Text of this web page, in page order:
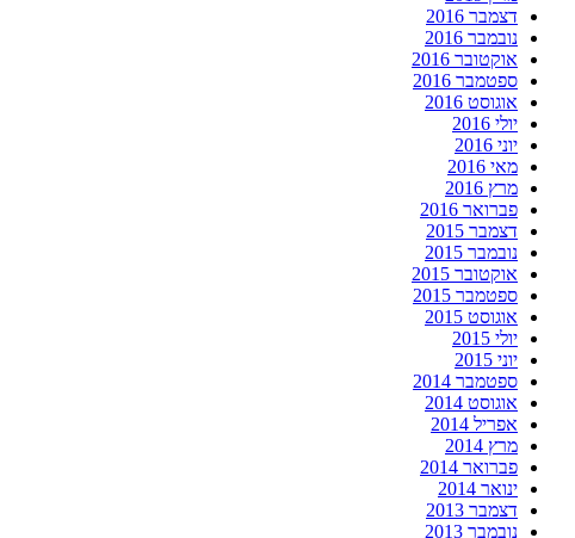
דצמבר 2016
נובמבר 2016
אוקטובר 2016
ספטמבר 2016
אוגוסט 2016
יולי 2016
יוני 2016
מאי 2016
מרץ 2016
פברואר 2016
דצמבר 2015
נובמבר 2015
אוקטובר 2015
ספטמבר 2015
אוגוסט 2015
יולי 2015
יוני 2015
ספטמבר 2014
אוגוסט 2014
אפריל 2014
מרץ 2014
פברואר 2014
ינואר 2014
דצמבר 2013
נובמבר 2013